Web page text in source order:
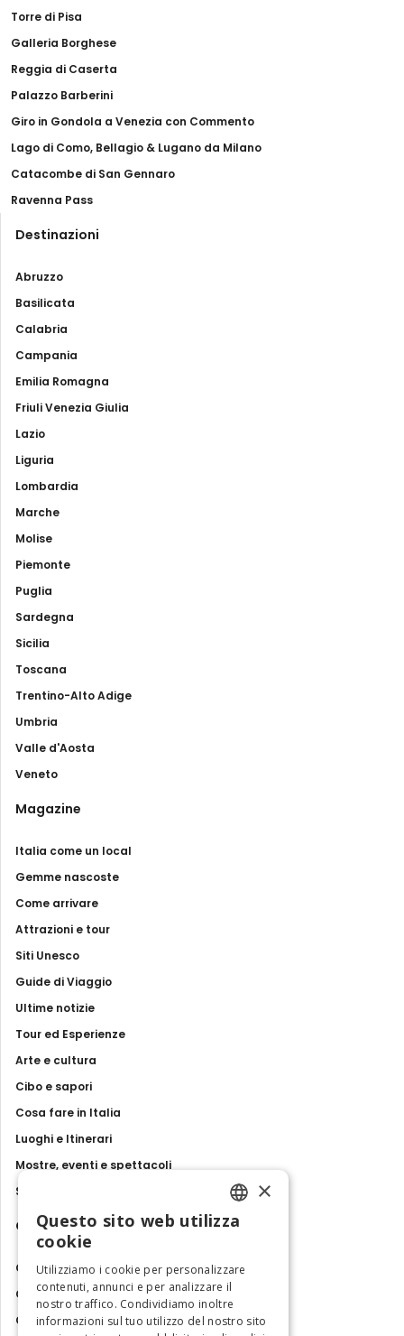
Torre di Pisa
Galleria Borghese
Reggia di Caserta
Palazzo Barberini
Giro in Gondola a Venezia con Commento
Lago di Como, Bellagio & Lugano da Milano
Catacombe di San Gennaro
Ravenna Pass
Destinazioni
Abruzzo
Basilicata
Calabria
Campania
Emilia Romagna
Friuli Venezia Giulia
Lazio
Liguria
Lombardia
Marche
Molise
Piemonte
Puglia
Sardegna
Sicilia
Toscana
Trentino-Alto Adige
Umbria
Valle d'Aosta
Veneto
Magazine
Italia come un local
Gemme nascoste
Come arrivare
Attrazioni e tour
Siti Unesco
Guide di Viaggio
Ultime notizie
Tour ed Esperienze
Arte e cultura
Cibo e sapori
Cosa fare in Italia
Luoghi e Itinerari
Mostre, eventi e spettacoli
Storie e tradizioni
Contatti
Chi siamo
Collabora con noi
Contatti
ENGLISH
ITALIAN
×
Questo sito web utilizza
cookie
Utilizziamo i cookie per personalizzare
contenuti, annunci e per analizzare il
nostro traffico. Condividiamo inoltre
informazioni sul tuo utilizzo del nostro sito